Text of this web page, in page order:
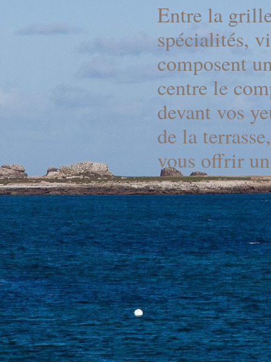
Entre la
spécialités,
composent
centre le
devant vos
de la
vous offrir